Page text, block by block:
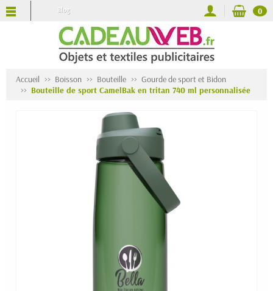
Blog 0
Accueil Boisson Bouteille
Gourde de sport et Bidon
Bouteille de sport CamelBak en tritan 740 ml personnalisée